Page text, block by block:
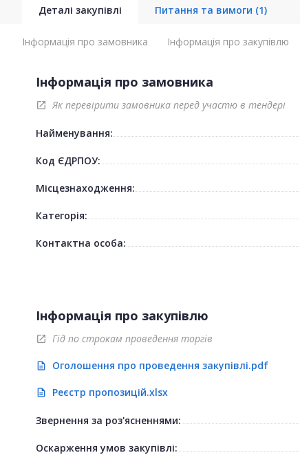
Деталі закупівлі Питання та вимоги (1)
Інформація про замовника Інформація про закупівлю
Інформація про замовника
open_in_new Як перевірити замовника перед участю в тендері
Найменування:
Код ЄДРПОУ:
Місцезнаходження:
Категорія:
Контактна особа:
Інформація про закупівлю
open_in_new Гід по строкам проведення торгів
description Оголошення про проведення закупівлі.pdf
description Реєстр пропозицій.xlsx
Звернення за роз'ясненнями:
Оскарження умов закупівлі: